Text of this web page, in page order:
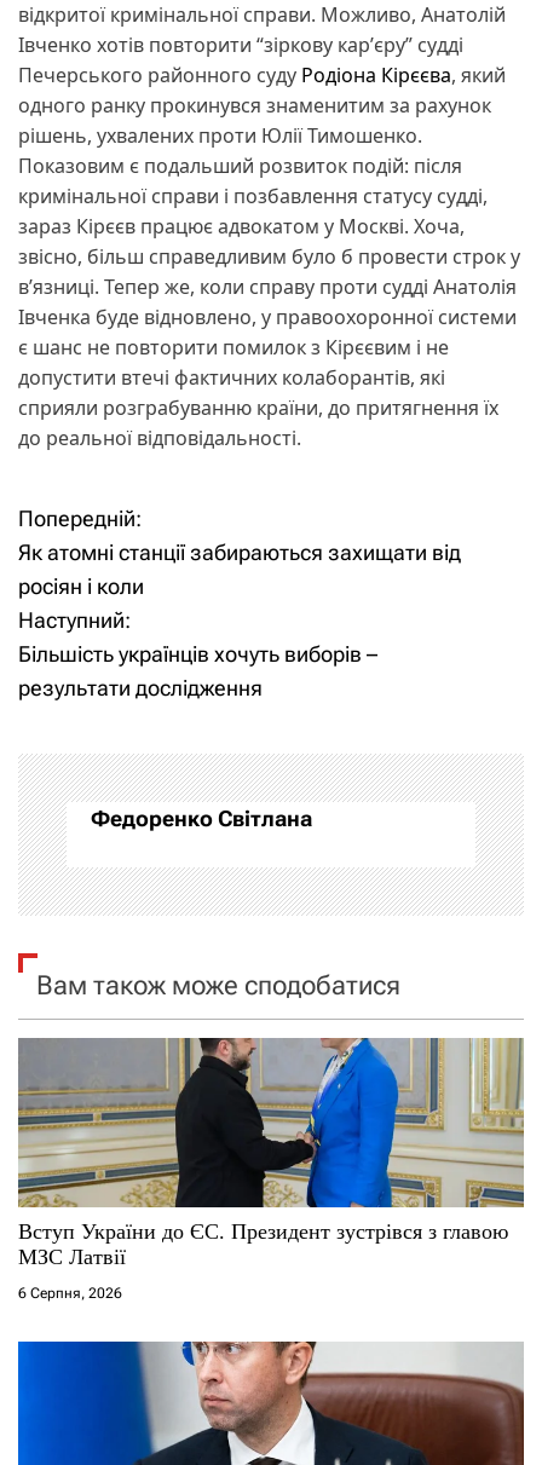
відкритої кримінальної справи. Можливо, Анатолій
Івченко хотів повторити “зіркову карʼєру” судді
Печерського районного суду Родіона Кірєєва, який
одного ранку прокинувся знаменитим за рахунок
рішень, ухвалених проти Юлії Тимошенко.
Показовим є подальший розвиток подій: після
кримінальної справи і позбавлення статусу судді,
зараз Кірєєв працює адвокатом у Москві. Хоча,
звісно, більш справедливим було б провести строк у
вʼязниці. Тепер же, коли справу проти судді Анатолія
Івченка буде відновлено, у правоохоронної системи
є шанс не повторити помилок з Кірєєвим і не
допустити втечі фактичних колаборантів, які
сприяли розграбуванню країни, до притягнення їх
до реальної відповідальності.
Н
а
в
і
а
ц
і
а
п
и
с
і
в
Попередній:
Як атомні станції забираються захищати від
росіян і коли
Наступний:
Більшість українців хочуть виборів –
результати дослідження
Федоренко Світлана
Вам також може сподобатися
Вступ України до ЄС. Президент зустрівся з главою
МЗС Латвії
6 Серпня, 2026